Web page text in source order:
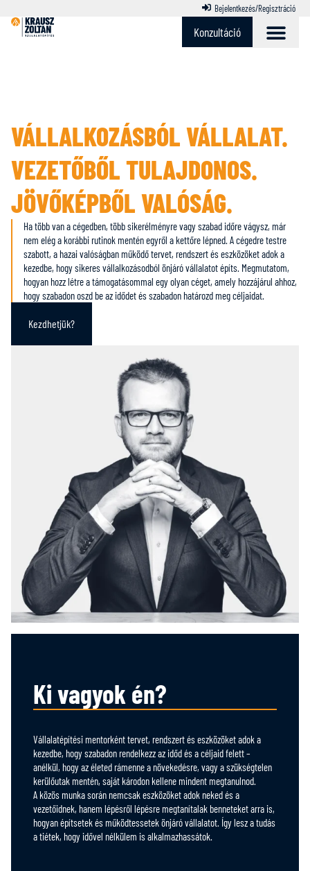
Bejelentkezés/Regisztráció
Konzultáció
VÁLLALKOZÁSBÓL VÁLLALAT.
VEZETŐBŐL TULAJDONOS.
JÖVŐKÉPBŐL VALÓSÁG.
Ha több van a cégedben, több sikerélményre vagy szabad időre vágysz, már
nem elég a korábbi rutinok mentén egyről a kettőre lépned. A cégedre testre
szabott, a hazai valóságban működő tervet, rendszert és eszközöket adok a
kezedbe, hogy sikeres vállalkozásodból önjáró vállalatot építs. Megmutatom,
hogyan hozz létre a támogatásommal egy olyan céget, amely hozzájárul ahhoz,
hogy szabadon oszd be az idődet és szabadon határozd meg céljaidat.
Kezdhetjük?
Ki vagyok én?
Vállalatépítési mentorként tervet, rendszert és eszközöket adok a
kezedbe, hogy szabadon rendelkezz az időd és a céljaid felett –
anélkül, hogy az életed rámenne a növekedésre, vagy a szükségtelen
kerülőutak mentén, saját károdon kellene mindent megtanulnod.
A közös munka során nemcsak eszközöket adok neked és a
vezetőidnek, hanem lépésről lépésre megtanítalak benneteket arra is,
hogyan építsetek és működtessetek önjáró vállalatot. Így lesz a tudás
a tiétek, hogy idővel nélkülem is alkalmazhassátok.